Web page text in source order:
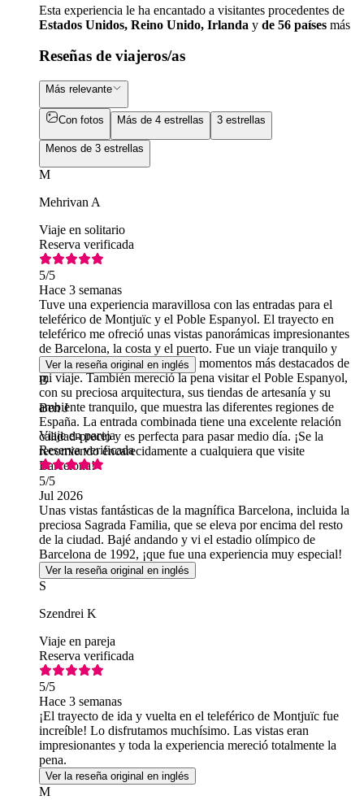
Esta experiencia le ha encantado a visitantes procedentes de
Estados Unidos, Reino Unido, Irlanda y de 56 países más
Reseñas de viajeros/as
Más relevante
Con fotos Más de 4 estrellas 3 estrellas
Menos de 3 estrellas
M
Mehrivan A
Viaje en solitario
Reserva verificada
5/5
Hace 3 semanas
Tuve una experiencia maravillosa con las entradas para el
teleférico de Montjuïc y el Poble Espanyol. El trayecto en
teleférico me ofreció unas vistas panorámicas impresionantes
de Barcelona, la costa y el puerto. Fue un viaje tranquilo y
cómodo, y sin duda uno de los momentos más destacados de
mi viaje. También mereció la pena visitar el Poble Espanyol,
con su preciosa arquitectura, sus tiendas de artesanía y su
ambiente tranquilo, que muestra las diferentes regiones de
España. La entrada combinada tiene una excelente relación
calidad-precio y es perfecta para pasar medio día. ¡Se la
recomiendo encarecidamente a cualquiera que visite
Barcelona!
Ver la reseña original en inglés
B
Ben J
Viaje en pareja
Reserva verificada
5/5
Jul 2026
Unas vistas fantásticas de la magnífica Barcelona, incluida la
preciosa Sagrada Familia, que se eleva por encima del resto
de la ciudad. Bajé andando y vi el estadio olímpico de
Barcelona de 1992, ¡que fue una experiencia muy especial!
Ver la reseña original en inglés
S
Szendrei K
Viaje en pareja
Reserva verificada
5/5
Hace 3 semanas
¡El trayecto de ida y vuelta en el teleférico de Montjuïc fue
increíble! Lo disfrutamos muchísimo. Las vistas eran
impresionantes y toda la experiencia mereció totalmente la
pena.
Ver la reseña original en inglés
M